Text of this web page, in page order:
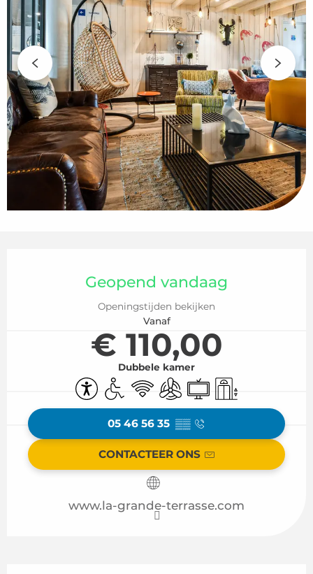
Geopend vandaag
Openingstijden bekijken
Vanaf
€ 110,00
Dubbele kamer
Toegankelijkheid
Toegang voor gehandicapten
Wifi Met aircoTelevisie
Lift
05 46 56 35 ▒▒
CONTACTEER ONS
www.la-grande-terrasse.com